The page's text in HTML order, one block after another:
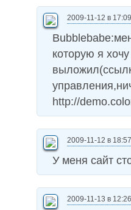
2009-11-12 в 17:09
которую я
http://
2009-11-12 в 18:57
У меня сайт
2009-11-13 в 12:26